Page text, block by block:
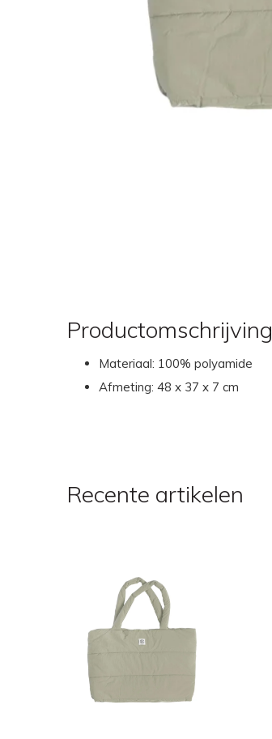
Productomschrijving
Materiaal: 100% polyamide
Afmeting: 48 x 37 x 7 cm
Recente artikelen